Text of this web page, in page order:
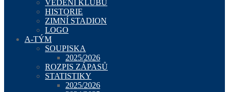
VEDENÍ KLUBU
HISTORIE
ZIMNÍ STADION
LOGO
A-TÝM
SOUPISKA
2025/2026
ROZPIS ZÁPASŮ
STATISTIKY
2025/2026